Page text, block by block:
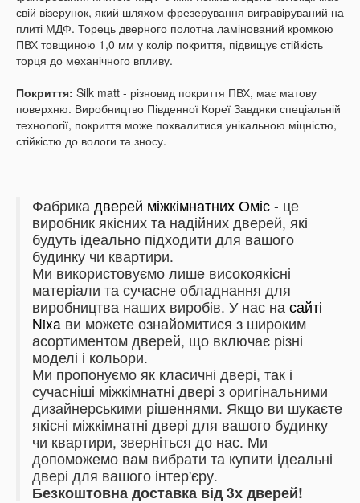
свій візерунок, який шляхом фрезерування вигравіруваний на
плиті МДФ. Торець дверного полотна ламінований кромкою
ПВХ товщиною 1,0 мм у колір покриття, підвищує стійкість
торця до механічного впливу.
Покриття: Silk matt - різновид покриття ПВХ, має матову
поверхню. Виробництво Південної Кореї Завдяки спеціальній
технології, покриття може похвалитися унікальною міцністю,
стійкістю до вологи та зносу.
Фабрика дверей міжкімнатних Оміс - це
виробник якісних та надійних дверей, які
будуть ідеально підходити для вашого
будинку чи квартири.
Ми використовуємо лише високоякісні
матеріали та сучасне обладнання для
виробництва наших виробів. У нас на сайті
Nixa ви можете ознайомитися з широким
асортиментом дверей, що включає різні
моделі і кольори.
Ми пропонуємо як класичні двері, так і
сучасніші міжкімнатні двері з оригінальними
дизайнерськими рішеннями. Якщо ви шукаєте
якісні міжкімнатні двері для вашого будинку
чи квартири, зверніться до нас. Ми
допоможемо вам вибрати та купити ідеальні
двері для вашого інтер'єру.
Безкоштовна доставка від 3х дверей!